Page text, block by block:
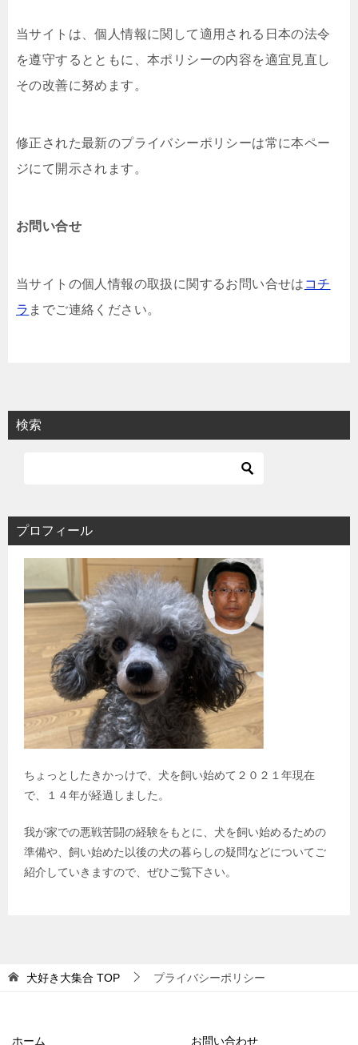
当サイトは、個人情報に関して適用される日本の法令
を遵守するとともに、本ポリシーの内容を適宜見直し
その改善に努めます。
修正された最新のプライバシーポリシーは常に本ペー
ジにて開示されます。
お問い合せ
当サイトの個人情報の取扱に関するお問い合せは コチ
ラ までご連絡ください。
検索
プロフィール
ちょっとしたきかっけで、犬を飼い始めて２０２１年現在
で、１４年が経過しました。
我が家での悪戦苦闘の経験をもとに、犬を飼い始めるための
準備や、飼い始めた以後の犬の暮らしの疑問などについてご
紹介していきますので、ぜひご覧下さい。
犬好き大集合 TOP プライバシーポリシー
ホーム お問い合わせ